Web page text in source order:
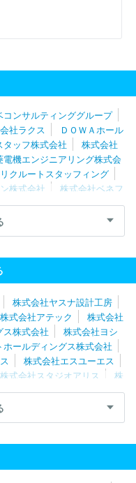
ンサルティンググループ
社ラクス
ＤＯＷＡホール
ッフ株式会社
株式会社
電機エンジニアリング株式会
クルートスタッフィング
株式会社
株式会社ベネフ
サルティング
株式会社
構造計画研究所
三菱ケミ
ェイ株式会社
グリーホー
リア
株式会社ベルパーク
株式会社ヤスナ設計工房
株式会社アテック
株式会社
株式会社
株式会社ヨシ
ホールディングス株式会社
株式会社エスユーエス
株式会社スタジオアリス
株
株式会社タナベコンサル
ールディングス株式会社
ニッコンホールディング